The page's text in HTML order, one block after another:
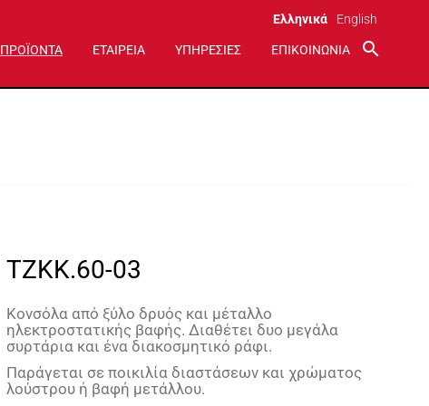
Ελληνικά English
ΠΡΟΪΟΝΤΑ ΕΤΑΙΡΕΙΑ ΥΠΗΡΕΣΙΕΣ ΕΠΙΚΟΙΝΩΝΙΑ search
TZKK.60-03
Κονσόλα από ξύλο δρυός και μέταλλο
ηλεκτροστατικής βαφής. Διαθέτει δυο μεγάλα
συρτάρια και ένα διακοσμητικό ράφι.
Παράγεται σε ποικιλία διαστάσεων και χρώματος
λούστρου ή βαφή μετάλλου.